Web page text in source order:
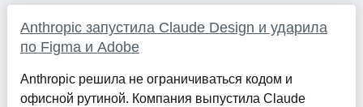
Anthropic запустила Claude Design и ударила
по Figma и Adobe
Anthropic решила не ограничиваться кодом и
офисной рутиной. Компания выпустила Claude